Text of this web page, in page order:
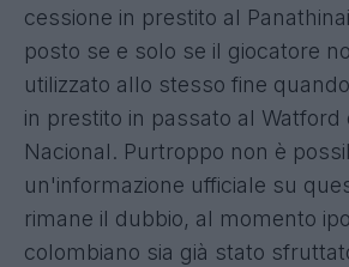
cessione in prestito al
posto se e solo se il giocatore
utilizzato allo stesso fine
in prestito in passato al Watford
Nacional. Purtroppo non è
un'informazione ufficiale su
rimane il dubbio, al momento
colombiano sia già stato